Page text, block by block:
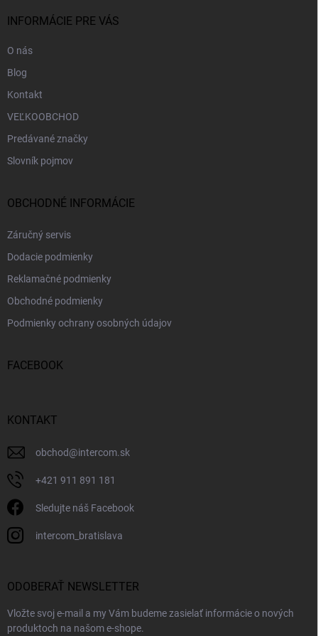
INFORMÁCIE PRE VÁS
O nás
Blog
Kontakt
VEĽKOOBCHOD
Predávané značky
Slovník pojmov
OBCHODNÉ INFORMÁCIE
Záručný servis
Dodacie podmienky
Reklamačné podmienky
Obchodné podmienky
Podmienky ochrany osobných údajov
FACEBOOK
KONTAKT
obchod@intercom.sk
+421 911 891 181
Sledujte náš Facebook
intercom_bratislava
ODOBERAŤ NEWSLETTER
Vložte svoj e-mail a my Vám budeme zasielať informácie o nových
produktoch na našom e-shope.